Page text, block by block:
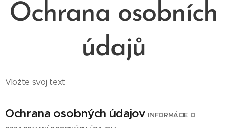
Ochrana osobních
údajů
Vložte svoj text
Ochrana osobných údajov INFORMÁCIE O